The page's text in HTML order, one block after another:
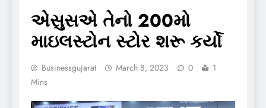
એસુસએ તેનો 200મો
માઇલસ્ટોન સ્ટોર શરૂ કર્યો
Businessgujarat March 8, 2023 0
1
Mins